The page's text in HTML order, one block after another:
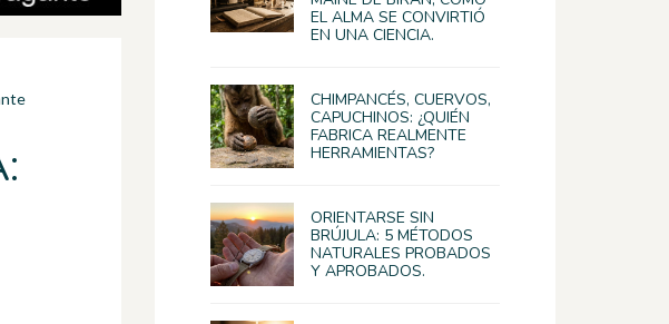
EL ALMA SE CONVIRTIÓ
EN UNA CIENCIA.
CHIMPANCÉS, CUERVOS,
CAPUCHINOS: ¿QUIÉN
FABRICA REALMENTE
HERRAMIENTAS?
ORIENTARSE SIN
BRÚJULA: 5 MÉTODOS
NATURALES PROBADOS
Y APROBADOS.